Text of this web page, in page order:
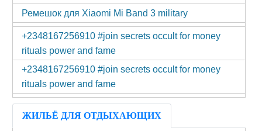
Ремешок для Xiaomi Mi Band 3 military
+2348167256910 #join secrets occult for money
rituals power and fame
+2348167256910 #join secrets occult for money
rituals power and fame
ЖИЛЬЁ ДЛЯ ОТДЫХАЮЩИХ